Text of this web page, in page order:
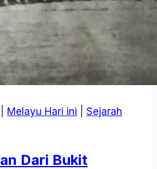
Melayu Hari ini
Sejarah
Dari Bukit